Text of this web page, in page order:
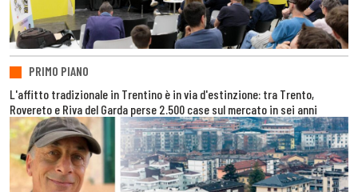
PRIMO PIANO
L'affitto tradizionale in Trentino è in via d'estinzione: tra Trento,
Rovereto e Riva del Garda perse 2.500 case sul mercato in sei anni